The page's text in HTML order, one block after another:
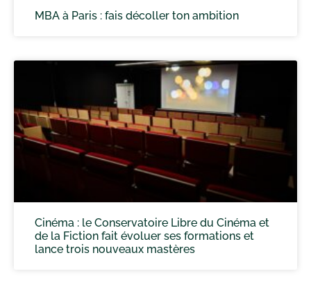
MBA à Paris : fais décoller ton ambition
Cinéma : le Conservatoire Libre du Cinéma et
de la Fiction fait évoluer ses formations et
lance trois nouveaux mastères